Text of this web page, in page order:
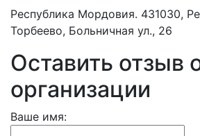
Республика Мордовия. 431030,
Торбеево, Больничная ул., 26
Оставить отзыв
организации
Ваше имя: